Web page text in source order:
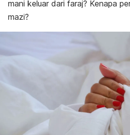
mani keluar dari faraj? Kenapa
mazi?